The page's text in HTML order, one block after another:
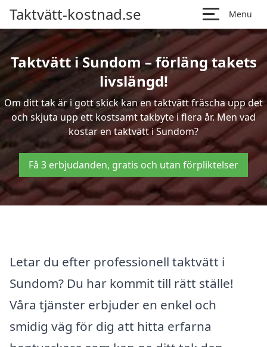
Taktvätt-kostnad.se Menu
Taktvätt i Sundom – förläng takets
livslängd!
Om ditt tak är i gott skick kan en taktvätt fräscha upp det
och skjuta upp ett kostsamt takbyte i flera år. Men vad
kostar en taktvätt i Sundom?
Få 3 erbjudanden, gratis och utan förpliktelser
Letar du efter professionell taktvätt i
Sundom? Du har kommit till rätt ställe!
Våra tjänster erbjuder en enkel och
smidig väg för dig att hitta erfarna